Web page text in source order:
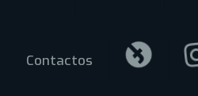
Contactos